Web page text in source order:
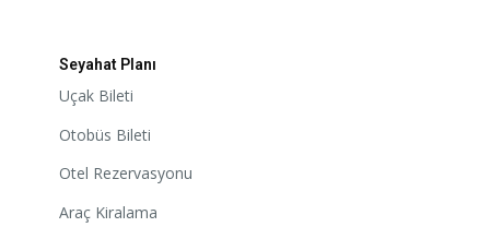
Seyahat Planı
Uçak Bileti
Otobüs Bileti
Otel Rezervasyonu
Araç Kiralama